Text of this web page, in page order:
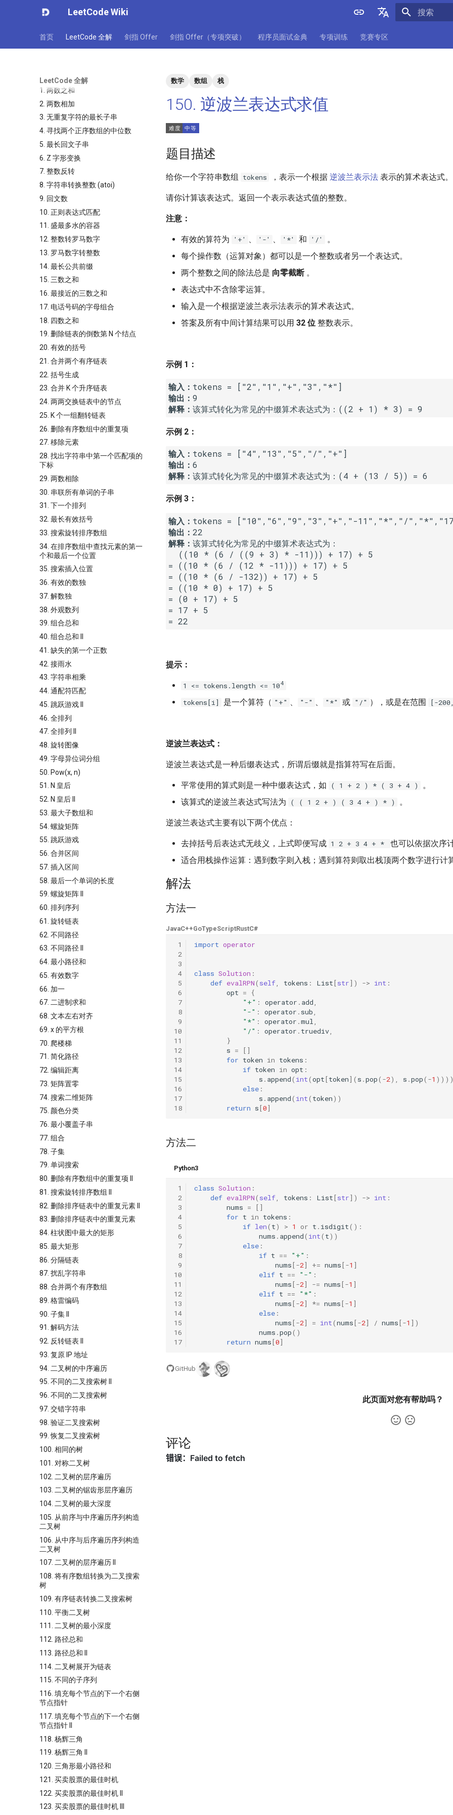
LeetCode Wiki
English
首页 LeetCode 全解 剑指 Offer 剑指 Offer（专项突破） 程序员面试金典 专项训练 竞赛专区
LeetCode 全解
1. 两数之和
2. 两数相加
3. 无重复字符的最长子串
4. 寻找两个正序数组的中位数
5. 最长回文子串
6. Z 字形变换
7. 整数反转
8. 字符串转换整数 (atoi)
9. 回文数
10. 正则表达式匹配
11. 盛最多水的容器
12. 整数转罗马数字
13. 罗马数字转整数
14. 最长公共前缀
15. 三数之和
16. 最接近的三数之和
17. 电话号码的字母组合
18. 四数之和
19. 删除链表的倒数第 N 个结点
20. 有效的括号
21. 合并两个有序链表
22. 括号生成
23. 合并 K 个升序链表
24. 两两交换链表中的节点
25. K 个一组翻转链表
26. 删除有序数组中的重复项
27. 移除元素
28. 找出字符串中第一个匹配项的
下标
29. 两数相除
30. 串联所有单词的子串
31. 下一个排列
32. 最长有效括号
33. 搜索旋转排序数组
34. 在排序数组中查找元素的第一
个和最后一个位置
35. 搜索插入位置
36. 有效的数独
37. 解数独
38. 外观数列
39. 组合总和
40. 组合总和 II
41. 缺失的第一个正数
42. 接雨水
43. 字符串相乘
44. 通配符匹配
45. 跳跃游戏 II
46. 全排列
47. 全排列 II
48. 旋转图像
49. 字母异位词分组
50. Pow(x, n)
51. N 皇后
52. N 皇后 II
53. 最大子数组和
54. 螺旋矩阵
55. 跳跃游戏
56. 合并区间
57. 插入区间
58. 最后一个单词的长度
59. 螺旋矩阵 II
60. 排列序列
61. 旋转链表
62. 不同路径
63. 不同路径 II
64. 最小路径和
65. 有效数字
66. 加一
67. 二进制求和
68. 文本左右对齐
69. x 的平方根
70. 爬楼梯
71. 简化路径
72. 编辑距离
73. 矩阵置零
74. 搜索二维矩阵
75. 颜色分类
76. 最小覆盖子串
77. 组合
78. 子集
79. 单词搜索
80. 删除有序数组中的重复项 II
81. 搜索旋转排序数组 II
82. 删除排序链表中的重复元素 II
83. 删除排序链表中的重复元素
84. 柱状图中最大的矩形
85. 最大矩形
86. 分隔链表
87. 扰乱字符串
88. 合并两个有序数组
89. 格雷编码
90. 子集 II
91. 解码方法
92. 反转链表 II
93. 复原 IP 地址
94. 二叉树的中序遍历
95. 不同的二叉搜索树 II
96. 不同的二叉搜索树
97. 交错字符串
98. 验证二叉搜索树
99. 恢复二叉搜索树
100. 相同的树
101. 对称二叉树
102. 二叉树的层序遍历
103. 二叉树的锯齿形层序遍历
104. 二叉树的最大深度
105. 从前序与中序遍历序列构造
二叉树
106. 从中序与后序遍历序列构造
二叉树
107. 二叉树的层序遍历 II
108. 将有序数组转换为二叉搜索
树
109. 有序链表转换二叉搜索树
110. 平衡二叉树
111. 二叉树的最小深度
112. 路径总和
113. 路径总和 II
114. 二叉树展开为链表
115. 不同的子序列
116. 填充每个节点的下一个右侧
节点指针
117. 填充每个节点的下一个右侧
节点指针 II
118. 杨辉三角
119. 杨辉三角 II
120. 三角形最小路径和
121. 买卖股票的最佳时机
122. 买卖股票的最佳时机 II
123. 买卖股票的最佳时机 III
数学 数组 栈
150. 逆波兰表达式求值
题目描述
给你一个字符串数组 tokens ，表示一个根据 逆波兰表示法 表示的算术表达式。
请你计算该表达式。返回一个表示表达式值的整数。
注意：
有效的算符为 '+' 、 '-' 、 '*' 和 '/'
。
每个操作数（运算对象）都可以是一个整数或者另一个表达式。
两个整数之间的除法总是 向零截断。
表达式中不含除零运算。
输入是一个根据逆波兰表示法表示的算术表达式。
答案及所有中间计算结果可以用 32 位 整数表示。
示例 1：
输入：
输出：
解释：
示例 2：
输入：
输出：
解释：
示例 3：
输入：
输出：
解释： 该算式转化为常见的中缀算术表达式为：
  ((10 * (6 / ((9 + 3) * -11))) + 17) + 5
= ((10 * (6 / (12 * -11))) + 17) + 5
= ((10 * (6 / -132)) + 17) + 5
= ((10 * 0) + 17) + 5
= (0 + 17) + 5
= 17 + 5
= 22
提示：
1 <= tokens.length <= 104
tokens[i] 是一个算符（ "+" "-" "*" 或 "/" ），或是在范围 [-
逆波兰表达式：
逆波兰表达式是一种后缀表达式，所谓后缀就是指算符写在后面。
平常使用的算式则是一种中缀表达式，如 ( 1 + 2 ) * ( 3 + 4 )
。
该算式的逆波兰表达式写法为
( ( 1 2 + ) ( 3 4 + ) * ) 。
逆波兰表达式主要有以下两个优点：
去掉括号后表达式无歧义，上式即便写成 1 2 + 3 4 + *
也可以依据次序
适合用栈操作运算：遇到数字则入栈；遇到算符则取出栈顶两个数字进行计
解法
方法一
JavaC++GoTypeScriptRustC#
1
2
3
4
5
6
7
8
9
10
11
12
13
14
15
16
17
18
import operator
class Solution :
def evalRPN( self, tokens : List[str]) -> int :
opt =
{
"+" : operator . add,
"-" : operator . sub,
"*" : operator .mul,
"/" : operator . truediv,
}
s =
[]
for token in tokens :
if token in opt :
s . append( int(opt[token]( s .pop( -2), s .pop( -1
else :
s . append( int( token))
return s[0]
方法二
Python3
1
2
3
4
5
6
7
8
9
10
11
12
13
14
15
16
17
class Solution :
def evalRPN( self, tokens : List[str]) -> int :
nums =
[]
for t in tokens :
if len( t) > 1 or t . isdigit():
nums . append( int( t))
else :
if t == "+" :
nums[-2] += nums[-1 ]
elif t == "-" :
nums[-2] -= nums[-1 ]
elif t == "*" :
nums[-2] *= nums[-1 ]
else :
nums[-2] = int(nums[-2] / nums[-1 ])
nums .pop()
return nums[0]
GitHub
此页面对您有帮助吗？
评论